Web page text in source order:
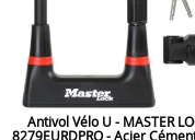
Antivol Vélo U - MASTER
8279EURDPRO - Acier